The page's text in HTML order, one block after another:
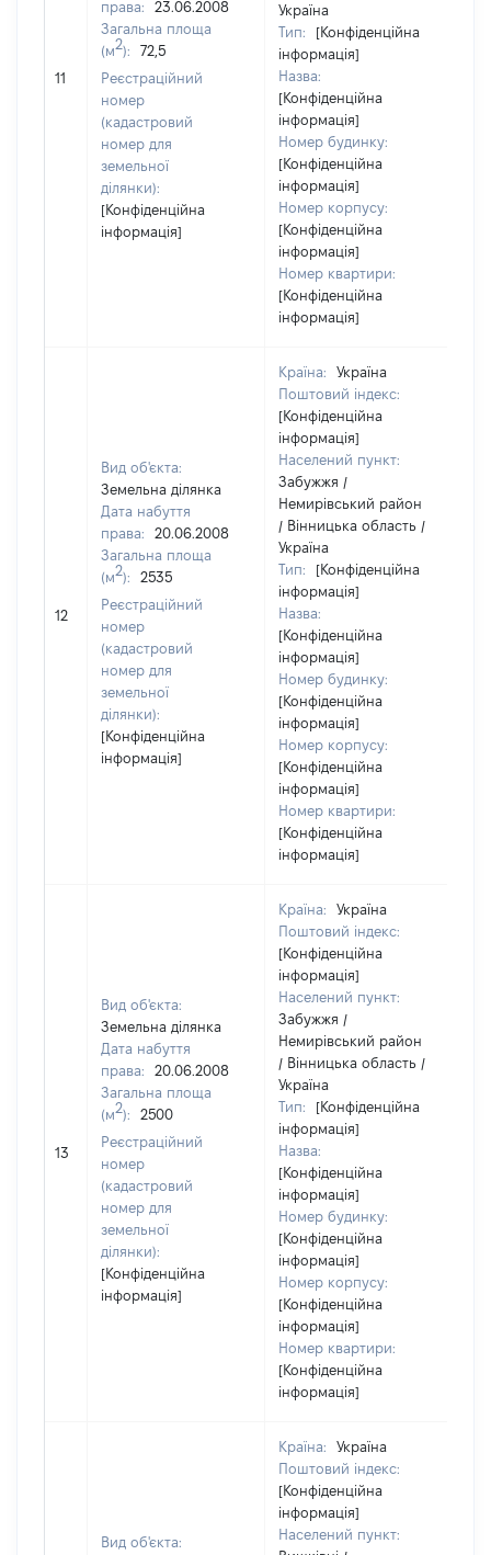
11
права:
23.06.2008
Загальна площа
(м2):
72,5
Реєстраційний
номер
(кадастровий
номер для
земельної
ділянки):
[Конфіденційна
інформація]
Україна
Тип:
[Конфіденційна
інформація]
Назва:
[Конфіденційна
інформація]
Номер будинку:
[Конфіденційна
інформація]
Номер корпусу:
[Конфіденційна
інформація]
Номер квартири:
[Конфіденційна
інформація]
12
Вид об'єкта:
Земельна ділянка
Дата набуття
права:
20.06.2008
Загальна площа
(м2):
2535
Реєстраційний
номер
(кадастровий
номер для
земельної
ділянки):
[Конфіденційна
інформація]
Країна:
Україна
Поштовий індекс:
[Конфіденційна
інформація]
Населений пункт:
Забужжя /
Немирівський район
/ Вінницька область /
Україна
Тип:
[Конфіденційна
інформація]
Назва:
[Конфіденційна
інформація]
Номер будинку:
[Конфіденційна
інформація]
Номер корпусу:
[Конфіденційна
інформація]
Номер квартири:
[Конфіденційна
інформація]
13
Вид об'єкта:
Земельна ділянка
Дата набуття
права:
20.06.2008
Загальна площа
(м2):
2500
Реєстраційний
номер
(кадастровий
номер для
земельної
ділянки):
[Конфіденційна
інформація]
Країна:
Україна
Поштовий індекс:
[Конфіденційна
інформація]
Населений пункт:
Забужжя /
Немирівський район
/ Вінницька область /
Україна
Тип:
[Конфіденційна
інформація]
Назва:
[Конфіденційна
інформація]
Номер будинку:
[Конфіденційна
інформація]
Номер корпусу:
[Конфіденційна
інформація]
Номер квартири:
[Конфіденційна
інформація]
Вид об'єкта:
Країна:
Україна
Поштовий індекс:
[Конфіденційна
інформація]
Населений пункт: